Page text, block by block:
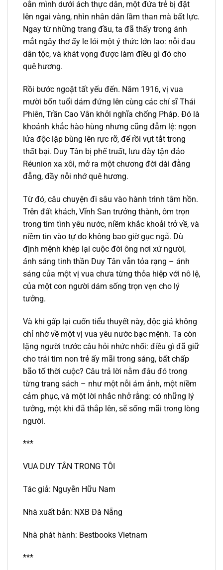
oằn mình dưới ách thực dân, một đứa trẻ bị đặt
lên ngai vàng, nhìn nhân dân lầm than mà bất lực.
Ngay từ những trang đầu, ta đã thấy trong ánh
mắt ngây thơ ấy le lói một ý thức lớn lao: nỗi đau
dân tộc, và khát vọng được làm điều gì đó cho
quê hương.
Rồi bước ngoặt tất yếu đến. Năm 1916, vị vua
mười bốn tuổi dám đứng lên cùng các chí sĩ Thái
Phiên, Trần Cao Vân khởi nghĩa chống Pháp. Đó là
khoảnh khắc hào hùng nhưng cũng đẫm lệ: ngọn
lửa độc lập bùng lên rực rỡ, để rồi vụt tắt trong
thất bại. Duy Tân bị phế truất, lưu đày tận đảo
Réunion xa xôi, mở ra một chương đời dài đằng
đẵng, đầy nỗi nhớ quê hương.
Từ đó, câu chuyện đi sâu vào hành trình tâm hồn.
Trên đất khách, Vĩnh San trưởng thành, ôm trọn
trong tim tình yêu nước, niềm khắc khoải trở về, và
niềm tin vào tự do không bao giờ gục ngã. Dù
định mệnh khép lại cuộc đời ông nơi xứ người,
ánh sáng tinh thần Duy Tân vẫn tỏa rạng – ánh
sáng của một vị vua chưa từng thỏa hiệp với nô lệ,
của một con người dám sống trọn vẹn cho lý
tưởng.
Và khi gấp lại cuốn tiểu thuyết này, độc giả không
chỉ nhớ về một vị vua yêu nước bạc mệnh. Ta còn
lặng người trước câu hỏi nhức nhối: điều gì đã giữ
cho trái tim non trẻ ấy mãi trong sáng, bất chấp
bão tố thời cuộc? Câu trả lời nằm đâu đó trong
từng trang sách – như một nỗi ám ảnh, một niềm
cảm phục, và một lời nhắc nhở rằng: có những lý
tưởng, một khi đã thắp lên, sẽ sống mãi trong lòng
người.
***
VUA DUY TÂN TRONG TÔI
Tác giả: Nguyễn Hữu Nam
Nhà xuất bản: NXB Đà Nẵng
Nhà phát hành: Bestbooks Vietnam
***